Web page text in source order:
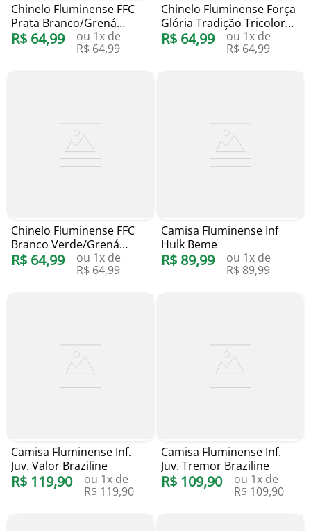
Chinelo Fluminense FFC
Prata Branco/Grená
FLU.2026/7
R$ 64,99 ou 1x de
R$ 64,99
Chinelo Fluminense Força
Glória Tradição Tricolor
FLU.2026/3
R$ 64,99 ou 1x de
R$ 64,99
Chinelo Fluminense FFC
Branco Verde/Grená
FLU.2026/9
R$ 64,99 ou 1x de
R$ 64,99
Camisa Fluminense Inf
Hulk Beme
R$ 89,99 ou 1x de
R$ 89,99
Camisa Fluminense Inf.
Juv. Valor Braziline
R$ 119,90 ou 1x de
R$ 119,90
Camisa Fluminense Inf.
Juv. Tremor Braziline
R$ 109,90 ou 1x de
R$ 109,90